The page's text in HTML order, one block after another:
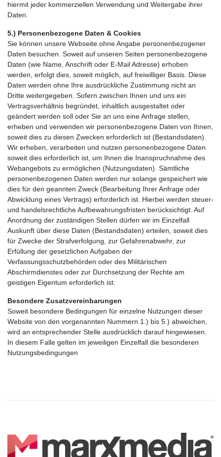
hiermit jeder kommerziellen Verwendung und Weitergabe ihrer
Daten.
5.) Personenbezogene Daten & Cookies
Sie können unsere Webseite ohne Angabe personenbezogener
Daten besuchen. Soweit auf unseren Seiten personenbezogene
Daten (wie Name, Anschrift oder E-Mail Adresse) erhoben
werden, erfolgt dies, soweit möglich, auf freiwilliger Basis. Diese
Daten werden ohne Ihre ausdrückliche Zustimmung nicht an
Dritte weitergegeben. Sofern zwischen Ihnen und uns ein
Vertragsverhältnis begründet, inhaltlich ausgestaltet oder
geändert werden soll oder Sie an uns eine Anfrage stellen,
erheben und verwenden wir personenbezogene Daten von Ihnen,
soweit dies zu diesen Zwecken erforderlich ist (Bestandsdaten).
Wir erheben, verarbeiten und nutzen personenbezogene Daten
soweit dies erforderlich ist, um Ihnen die Inanspruchnahme des
Webangebots zu ermöglichen (Nutzungsdaten). Sämtliche
personenbezogenen Daten werden nur solange gespeichert wie
dies für den geannten Zweck (Bearbeitung Ihrer Anfrage oder
Abwicklung eines Vertrags) erforderlich ist. Hierbei werden steuer-
und handelsrechtliche Aufbewahrungsfristen berücksichtigt. Auf
Anordnung der zuständigen Stellen dürfen wir im Einzelfall
Auskunft über diese Daten (Bestandsdaten) erteilen, soweit dies
für Zwecke der Strafverfolgung, zur Gefahrenabwehr, zur
Erfüllung der gesetzlichen Aufgaben der
Verfassungsschutzbehörden oder des Militärischen
Abschirmdienstes oder zur Durchsetzung der Rechte am
geistigen Eigentum erforderlich ist.
Besondere Zusatzvereinbarungen
Soweit besondere Bedingungen für einzelne Nutzungen dieser
Website von den vorgenannten Nummern 1.) bis 5.) abweichen,
wird an entsprechender Stelle ausdrücklich darauf hingewiesen.
In diesem Falle gelten im jeweiligen Einzelfall die besonderen
Nutzungsbedingungen